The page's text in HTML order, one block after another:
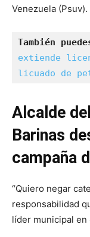
Venezuela (Psuv).
También
extiende
licuado de
Alcalde
Barinas
campaña
“Quiero negar
responsabilidad
líder municipal en